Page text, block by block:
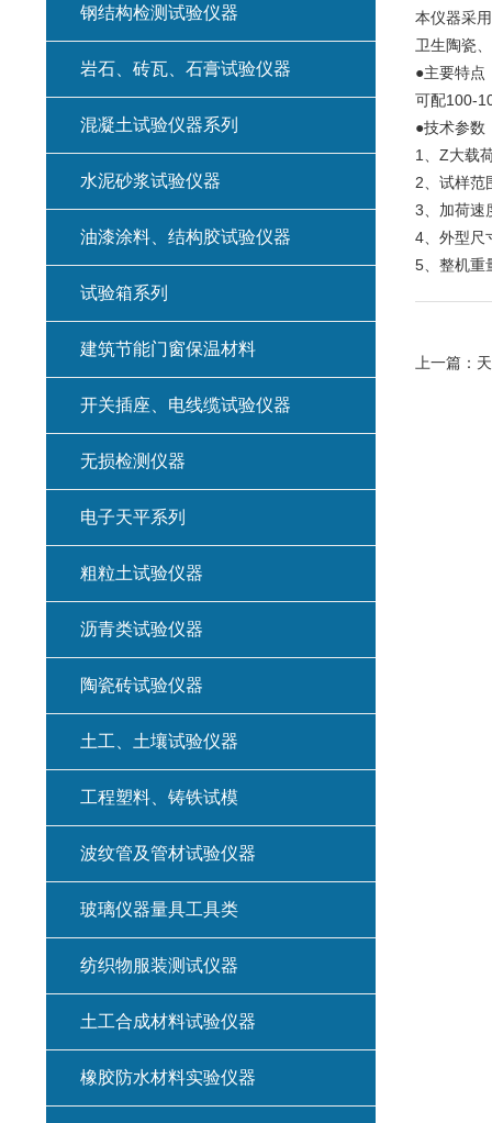
本仪器采
卫生陶瓷
●主要特点
可配100-
●技术参数
1、Z大载
2、试样范
3、加荷
4、外型
5、整机重
上一篇：
钢结构检测试验仪器
岩石、砖瓦、石膏试验仪器
混凝土试验仪器系列
水泥砂浆试验仪器
油漆涂料、结构胶试验仪器
试验箱系列
建筑节能门窗保温材料
开关插座、电线缆试验仪器
无损检测仪器
电子天平系列
粗粒土试验仪器
沥青类试验仪器
陶瓷砖试验仪器
土工、土壤试验仪器
工程塑料、铸铁试模
波纹管及管材试验仪器
玻璃仪器量具工具类
纺织物服装测试仪器
土工合成材料试验仪器
橡胶防水材料实验仪器